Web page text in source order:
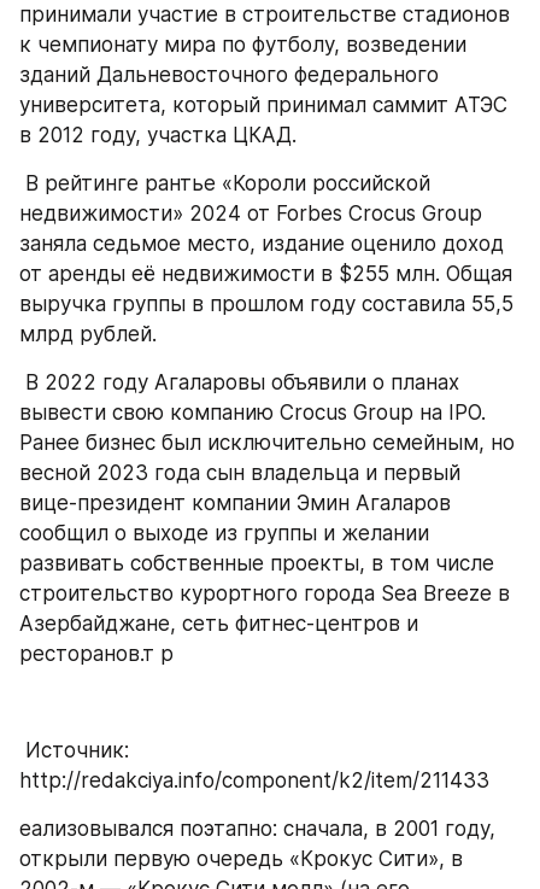
принимали участие в строительстве стадионов
к чемпионату мира по футболу, возведении
зданий Дальневосточного федерального
университета, который принимал саммит АТЭС
в 2012 году, участка ЦКАД.
недвижимости» 2024 от Forbes Crocus Group
заняла седьмое место, издание оценило доход
от аренды её недвижимости в $255 млн. Общая
выручка группы в прошлом году составила 55,5
млрд рублей.
вывести свою компанию Crocus Group на IPO.
Ранее бизнес был исключительно семейным, но
весной 2023 года сын владельца и первый
вице-президент компании Эмин Агаларов
сообщил о выходе из группы и желании
развивать собственные проекты, в том числе
строительство курортного города Sea Breeze в
Азербайджане, сеть фитнес-центров и
ресторанов.т р
http://redakciya.info/component/k2/item/211433
еализовывался поэтапно: сначала, в 2001 году,
открыли первую очередь «Крокус Сити», в